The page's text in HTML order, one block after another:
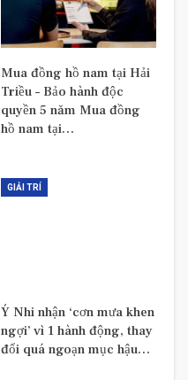
Mua đồng hồ nam tại Hải
Triều – Bảo hành độc
quyền 5 năm Mua đồng
hồ nam tại…
GIẢI TRÍ
Ý Nhi nhận ‘cơn mưa khen
ngợi’ vì 1 hành động, thay
đổi quá ngoạn mục hậu…